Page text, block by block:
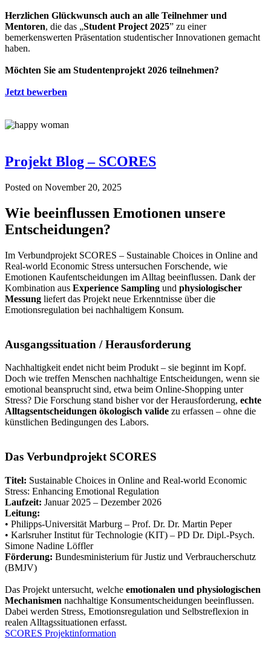
Herzlichen Glückwunsch auch an alle Teilnehmer und
Mentoren, die das „Student Project 2025” zu einer
bemerkenswerten Präsentation studentischer Innovationen gemacht
haben.
Möchten Sie am Studentenprojekt 2026 teilnehmen?
Jetzt bewerben
Projekt Blog – SCORES
Posted on November 20, 2025
Wie beeinflussen Emotionen unsere
Entscheidungen?
Im Verbundprojekt SCORES – Sustainable Choices in Online and
Real-world Economic Stress untersuchen Forschende, wie
Emotionen Kaufentscheidungen im Alltag beeinflussen. Dank der
Kombination aus Experience Sampling und physiologischer
Messung liefert das Projekt neue Erkenntnisse über die
Emotionsregulation bei nachhaltigem Konsum.
Ausgangssituation / Herausforderung
Nachhaltigkeit endet nicht beim Produkt – sie beginnt im Kopf.
Doch wie treffen Menschen nachhaltige Entscheidungen, wenn sie
emotional beansprucht sind, etwa beim Online-Shopping unter
Stress? Die Forschung stand bisher vor der Herausforderung, echte
Alltagsentscheidungen ökologisch valide zu erfassen – ohne die
künstlichen Bedingungen des Labors.
Das Verbundprojekt SCORES
Titel: Sustainable Choices in Online and Real-world Economic
Stress: Enhancing Emotional Regulation
Laufzeit: Januar 2025 – Dezember 2026
Leitung:
• Philipps-Universität Marburg – Prof. Dr. Dr. Martin Peper
• Karlsruher Institut für Technologie (KIT) – PD Dr. Dipl.-Psych.
Simone Nadine Löffler
Förderung: Bundesministerium für Justiz und Verbraucherschutz
(BMJV)
Das Projekt untersucht, welche emotionalen und physiologischen
Mechanismen nachhaltige Konsumentscheidungen beeinflussen.
Dabei werden Stress, Emotionsregulation und Selbstreflexion in
realen Alltagssituationen erfasst.
SCORES Projektinformation